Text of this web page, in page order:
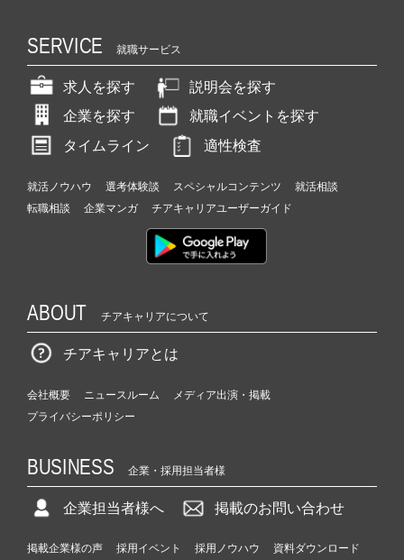
SERVICE 就職サービス
求人を探す
説明会を探す
企業を探す
就職イベントを探す
タイムライン
適性検査
就活ノウハウ 選考体験談 スペシャルコンテンツ
就活相談
転職相談
企業マンガ チアキャリアユーザーガイド
ABOUT チアキャリアについて
チアキャリアとは
会社概要 ニュースルーム
メディア出演・掲載
プライバシーポリシー
BUSINESS 企業・採用担当者様
企業担当者様へ 掲載のお問い合わせ
掲載企業様の声 採用イベント 採用ノウハウ 資料ダウンロード